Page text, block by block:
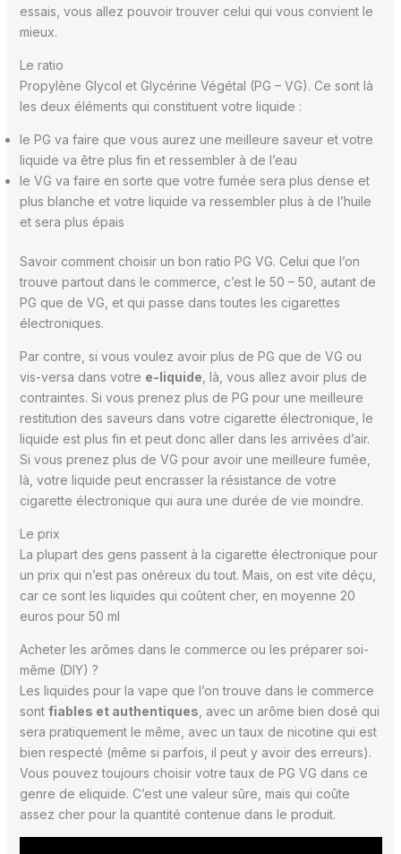
essais, vous allez pouvoir trouver celui qui vous convient le
mieux.
Le ratio
Propylène Glycol et Glycérine Végétal (PG – VG). Ce sont là
les deux éléments qui constituent votre liquide :
le PG va faire que vous aurez une meilleure saveur et votre
liquide va être plus fin et ressembler à de l’eau
le VG va faire en sorte que votre fumée sera plus dense et
plus blanche et votre liquide va ressembler plus à de l’huile
et sera plus épais
Savoir comment choisir un bon ratio PG VG. Celui que l’on
trouve partout dans le commerce, c’est le 50 – 50, autant de
PG que de VG, et qui passe dans toutes les cigarettes
électroniques.
Par contre, si vous voulez avoir plus de PG que de VG ou
vis-versa dans votre e-liquide , là, vous allez avoir plus de
contraintes. Si vous prenez plus de PG pour une meilleure
restitution des saveurs dans votre cigarette électronique, le
liquide est plus fin et peut donc aller dans les arrivées d’air.
Si vous prenez plus de VG pour avoir une meilleure fumée,
là, votre liquide peut encrasser la résistance de votre
cigarette électronique qui aura une durée de vie moindre.
Le prix
La plupart des gens passent à la cigarette électronique pour
un prix qui n’est pas onéreux du tout. Mais, on est vite déçu,
car ce sont les liquides qui coûtent cher, en moyenne 20
euros pour 50 ml
Acheter les arômes dans le commerce ou les préparer soi-
même (DIY) ?
Les liquides pour la vape que l’on trouve dans le commerce
sont fiables et authentiques , avec un arôme bien dosé qui
sera pratiquement le même, avec un taux de nicotine qui est
bien respecté (même si parfois, il peut y avoir des erreurs).
Vous pouvez toujours choisir votre taux de PG VG dans ce
genre de eliquide. C’est une valeur sûre, mais qui coûte
assez cher pour la quantité contenue dans le produit.